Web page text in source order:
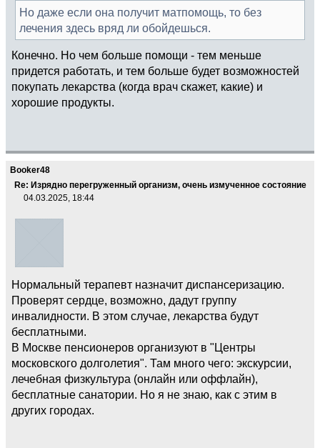
Но даже если она получит матпомощь, то без
лечения здесь вряд ли обойдешься.
Конечно. Но чем больше помощи - тем меньше
придется работать, и тем больше будет возможностей
покупать лекарства (когда врач скажет, какие) и
хорошие продукты.
Booker48
Re: Изрядно перегруженный организм, очень измученное состояние
04.03.2025, 18:44
Нормальный терапевт назначит диспансеризацию.
Проверят сердце, возможно, дадут группу
инвалидности. В этом случае, лекарства будут
бесплатными.
В Москве пенсионеров организуют в "Центры
московского долголетия". Там много чего: экскурсии,
лечебная физкультура (онлайн или оффлайн),
бесплатные санатории. Но я не знаю, как с этим в
других городах.